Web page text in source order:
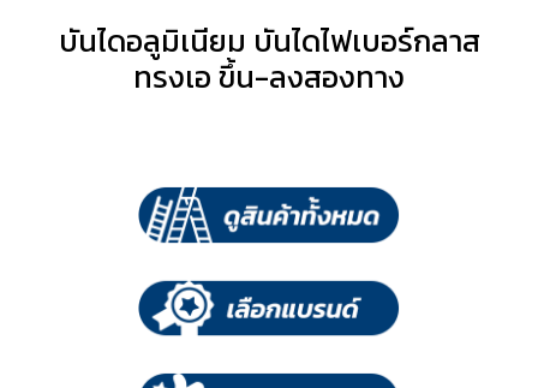
บันไดอลูมิเนียม บันไดไฟเบอร์กลาส
ทรงเอ ขึ้น-ลงสองทาง